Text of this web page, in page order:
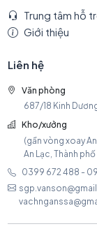
Trung tâm hỗ
Giới thiệu
Liên hệ
Văn phòng
687/18 Kinh
Kho/xưởng
(gần vòng xoay An
An Lạc, Thành
0399 672 488 -